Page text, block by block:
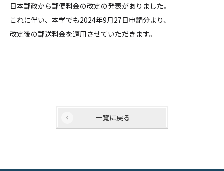
日本郵政から郵便料金の改定の発表がありました。
これに伴い、本学でも2024年9月27日申請分より、
改定後の郵送料金を適用させていただきます。
一覧に戻る